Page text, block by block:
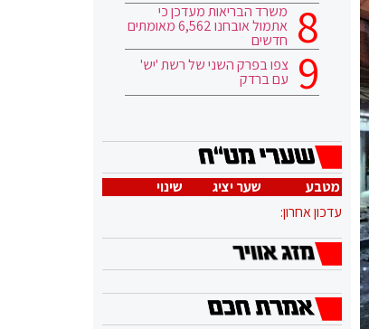
משרד הבריאות מעדכן כי
אתמול אובחנו 6,562 מאומתים
חדשים
צפו בפרק השני של רשת 'יש'
עם ברדק
מטבע שער יציג
שינוי
עדכון אחרון: